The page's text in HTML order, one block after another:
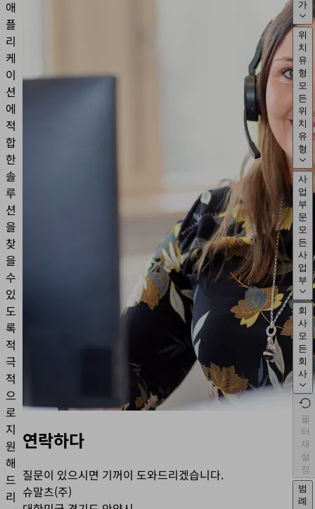
애
플
리
케
이
션
에
적
합
한
솔
루
션
을
찾
을
수
있
도
록
적
극
적
으
로
지
원
해
드
리
연락하다
질문이 있으시면 기꺼이 도와드리겠습니다.
슈말츠(주)
가
위
치
유
형
모
든
위
치
유
형
사
업
부
문
모
든
사
업
부
회
사
모
든
회
사
필
터
재
설
정
범
례